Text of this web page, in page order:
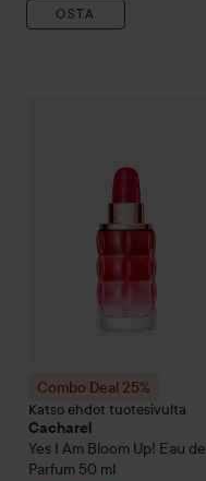
OSTA
Combo Deal 25%
Katso ehdot tuotesivulta
Cacharel
Yes I Am Bloom Up! Eau de
Parfum 50 ml